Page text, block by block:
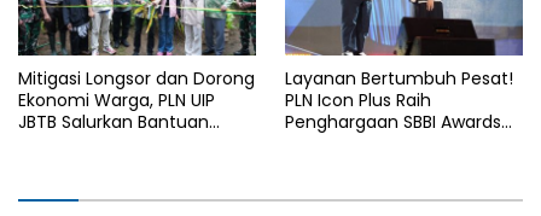
Mitigasi Longsor dan Dorong
Ekonomi Warga, PLN UIP
JBTB Salurkan Bantuan
Layanan Bertumbuh Pesat!
PLN Icon Plus Raih
Penghargaan SBBI Awards